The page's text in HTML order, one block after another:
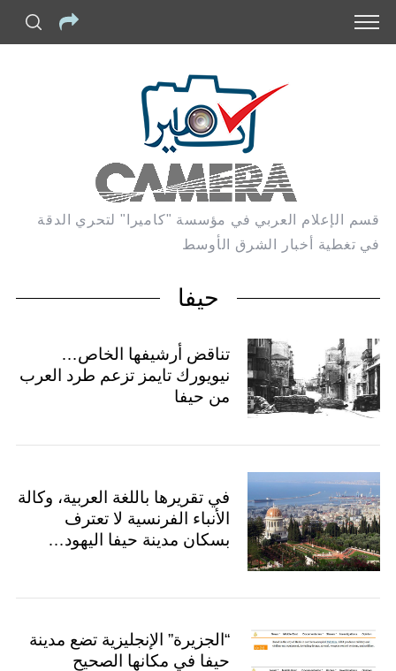
قسم الإعلام العربي في مؤسسة "كاميرا" لتحري الدقة
في تغطية أخبار الشرق الأوسط
حيفا
تناقض أرشيفها الخاص…
نيويورك تايمز تزعم طرد العرب
من حيفا
في تقريرها باللغة العربية، وكالة
الأنباء الفرنسية لا تعترف
بسكان مدينة حيفا اليهود…
“الجزيرة” الإنجليزية تضع مدينة
حيفا في مكانها الصحيح